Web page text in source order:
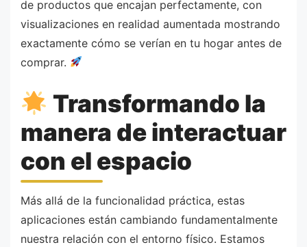
de productos que encajan perfectamente, con
visualizaciones en realidad aumentada mostrando
exactamente cómo se verían en tu hogar antes de
comprar.
Transformando la
manera de interactuar
con el espacio
Más allá de la funcionalidad práctica, estas
aplicaciones están cambiando fundamentalmente
nuestra relación con el entorno físico. Estamos